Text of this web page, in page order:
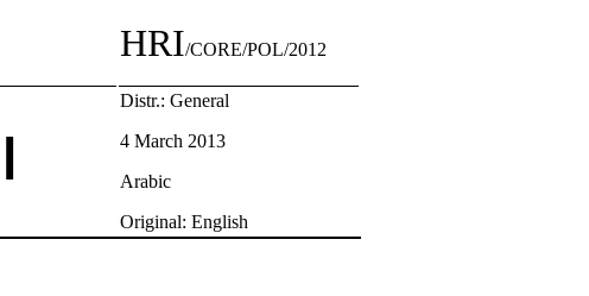
HRI/CORE/POL/2012
Distr.: General
4 March 2013
Arabic
Original: English